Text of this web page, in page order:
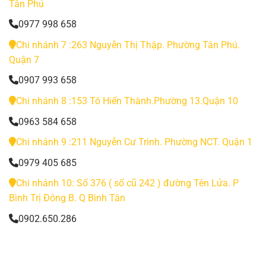
Tân Phú
0977 998 658
Chi nhánh 7 :263 Nguyễn Thị Thập. Phường Tân Phú.
Quận 7
0907 993 658
Chi nhánh 8 :153 Tô Hiến Thành.Phường 13.Quận 10
0963 584 658
Chi nhánh 9 :211 Nguyễn Cư Trinh. Phường NCT. Quận 1
0979 405 685
Chi nhánh 10: Số 376 ( số cũ 242 ) đường Tên Lửa. P
Bình Trị Đông B. Q Bình Tân
0902.650.286